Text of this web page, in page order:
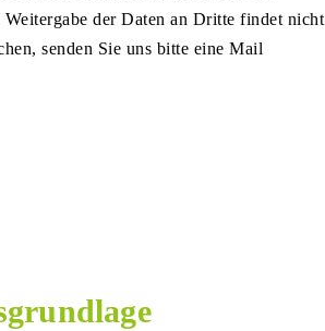
der Daten an Dritte findet nicht
senden Sie uns bitte eine Mail